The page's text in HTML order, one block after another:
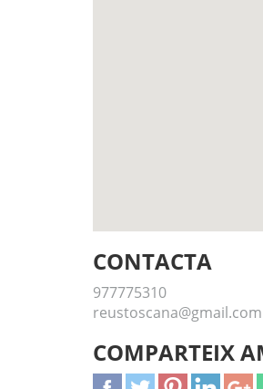
CONTACTA
977775310
reustoscana@gmail.com
COMPARTEIX